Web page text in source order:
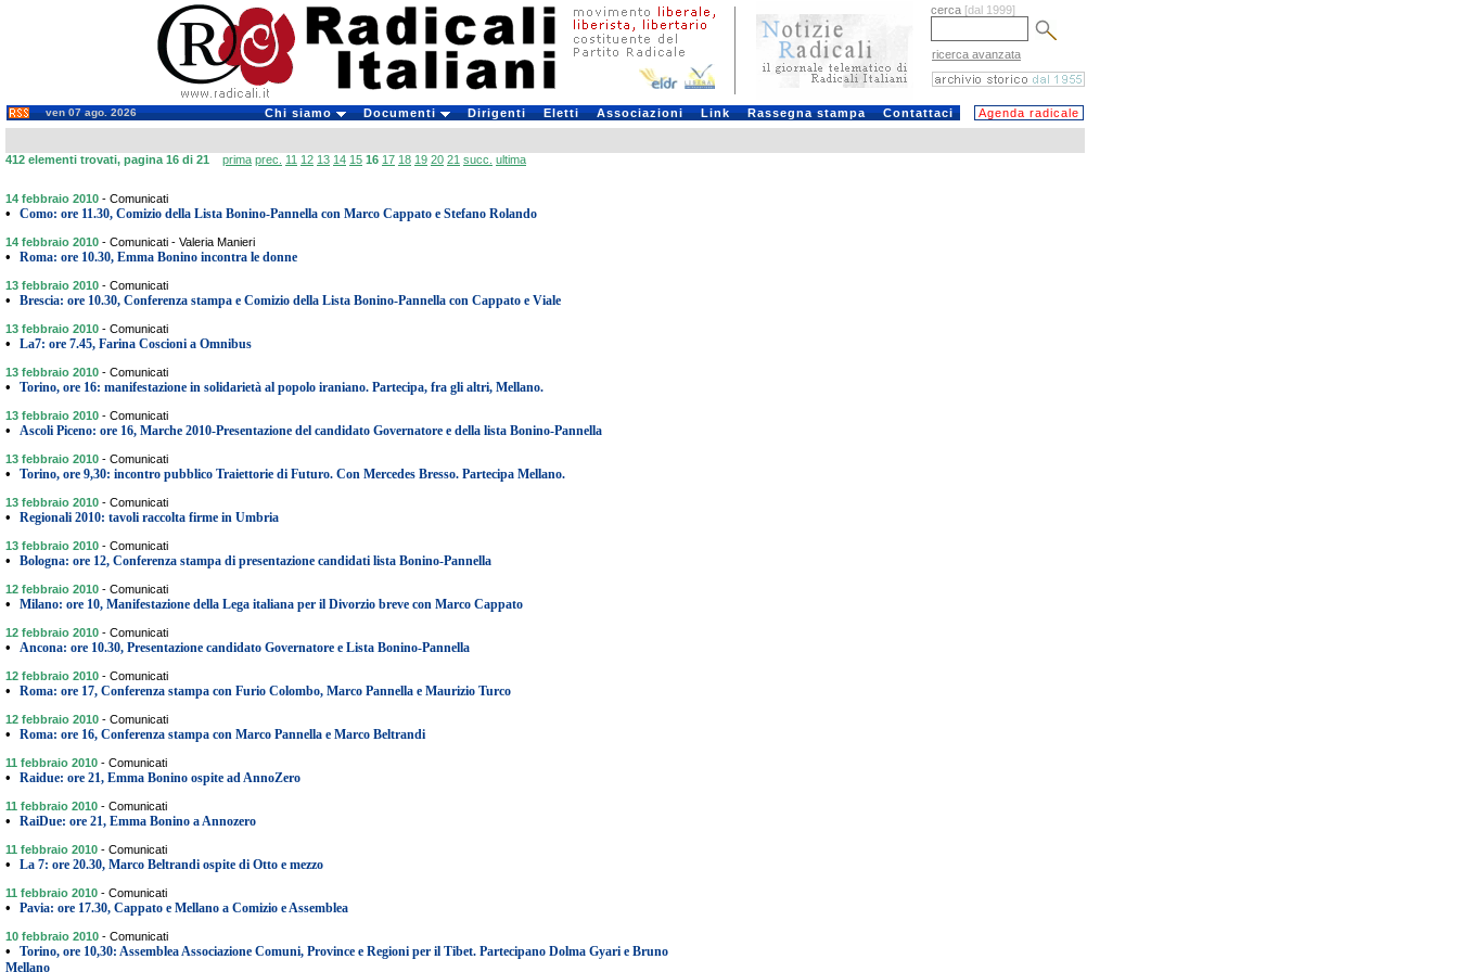
cerca [dal 1999]
ricerca avanzata
ven 07 ago. 2026 Chi siamo Documenti Dirigenti Eletti Associazioni Link Rassegna stampa Contattaci Agenda radicale
412 elementi trovati, pagina 16 di 21 prima prec. 11 12 13 14 15 16 17 18 19 20 21 succ. ultima
14 febbraio 2010 - Comunicati
• Como: ore 11.30, Comizio della Lista Bonino-Pannella con Marco Cappato e Stefano Rolando
14 febbraio 2010 - Comunicati - Valeria Manieri
• Roma: ore 10.30, Emma Bonino incontra le donne
13 febbraio 2010 - Comunicati
• Brescia: ore 10.30, Conferenza stampa e Comizio della Lista Bonino-Pannella con Cappato e Viale
13 febbraio 2010 - Comunicati
• La7: ore 7.45, Farina Coscioni a Omnibus
13 febbraio 2010 - Comunicati
• Torino, ore 16: manifestazione in solidarietà al popolo iraniano. Partecipa, fra gli altri, Mellano.
13 febbraio 2010 - Comunicati
• Ascoli Piceno: ore 16, Marche 2010-Presentazione del candidato Governatore e della lista Bonino-Pannella
13 febbraio 2010 - Comunicati
• Torino, ore 9,30: incontro pubblico Traiettorie di Futuro. Con Mercedes Bresso. Partecipa Mellano.
13 febbraio 2010 - Comunicati
• Regionali 2010: tavoli raccolta firme in Umbria
13 febbraio 2010 - Comunicati
• Bologna: ore 12, Conferenza stampa di presentazione candidati lista Bonino-Pannella
12 febbraio 2010 - Comunicati
• Milano: ore 10, Manifestazione della Lega italiana per il Divorzio breve con Marco Cappato
12 febbraio 2010 - Comunicati
• Ancona: ore 10.30, Presentazione candidato Governatore e Lista Bonino-Pannella
12 febbraio 2010 - Comunicati
• Roma: ore 17, Conferenza stampa con Furio Colombo, Marco Pannella e Maurizio Turco
12 febbraio 2010 - Comunicati
• Roma: ore 16, Conferenza stampa con Marco Pannella e Marco Beltrandi
11 febbraio 2010 - Comunicati
• Raidue: ore 21, Emma Bonino ospite ad AnnoZero
11 febbraio 2010 - Comunicati
• RaiDue: ore 21, Emma Bonino a Annozero
11 febbraio 2010 - Comunicati
• La 7: ore 20.30, Marco Beltrandi ospite di Otto e mezzo
11 febbraio 2010 - Comunicati
• Pavia: ore 17.30, Cappato e Mellano a Comizio e Assemblea
10 febbraio 2010 - Comunicati
•
Torino, ore 10,30: Assemblea Associazione Comuni, Province e Regioni per il Tibet. Partecipano Dolma Gyari e Bruno
Mellano